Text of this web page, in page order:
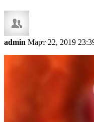
admin Март 22, 2019